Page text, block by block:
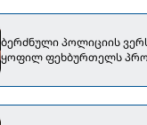
ბერძნული პოლიციის
ყოფილ ფეხბურთელს